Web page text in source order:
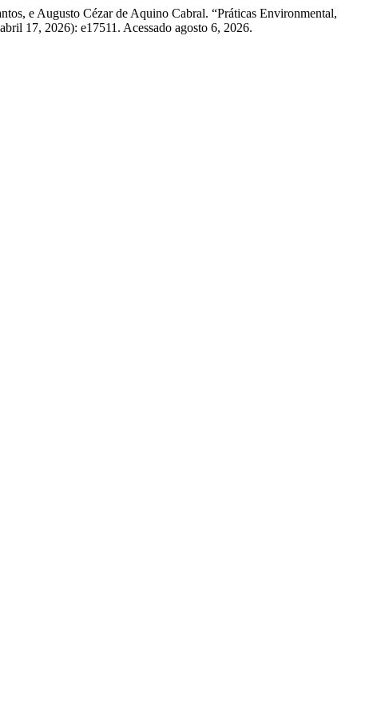
e Augusto Cézar de Aquino Cabral. “Práticas Environmental,
17, 2026): e17511. Acessado agosto 6, 2026.